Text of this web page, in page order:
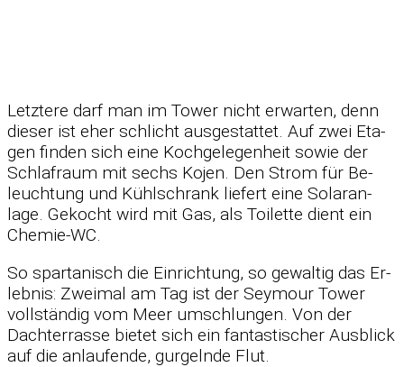
Letz­tere darf man im Tower nicht er­war­ten, denn
die­ser ist eher schlicht aus­ge­stat­tet. Auf zwei Eta­
gen fin­den sich eine Koch­ge­le­gen­heit so­wie der
Schlaf­raum mit sechs Ko­jen. Den Strom für Be­
leuch­tung und Kühl­schrank lie­fert eine So­lar­an­
lage. Ge­kocht wird mit Gas, als Toi­lette dient ein
Che­mie-WC.
So spar­ta­nisch die Ein­rich­tung, so ge­wal­tig das Er­
leb­nis: Zwei­mal am Tag ist der Sey­mour Tower
voll­stän­dig vom Meer um­schlun­gen. Von der
Dach­ter­rasse bie­tet sich ein fan­tas­ti­scher Aus­blick
auf die an­lau­fende, gur­gelnde Flut.